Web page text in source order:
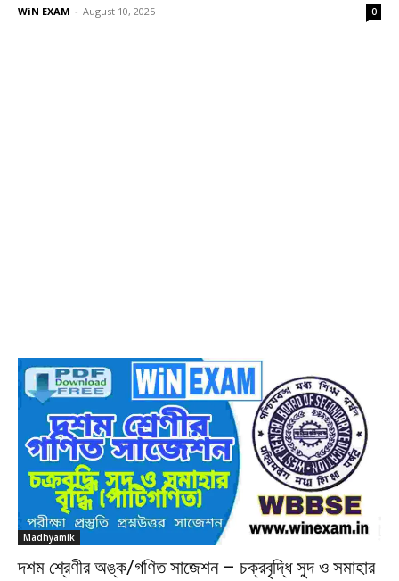
WiN EXAM - August 10, 2025 0
Madhyamik
দশম শ্রেণীর অঙ্ক/গণিত সাজেশন – চক্রবৃদ্ধি সুদ ও সমাহার